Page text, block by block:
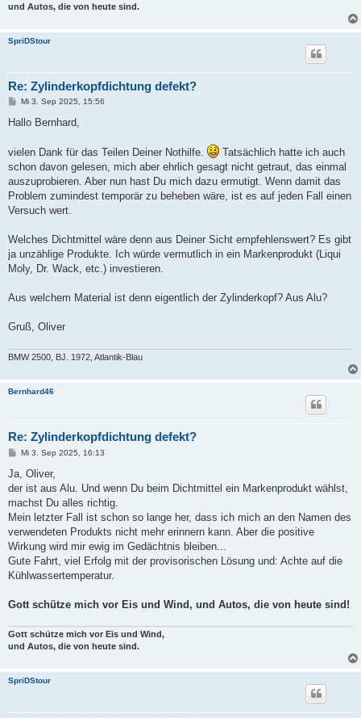
und Autos, die von heute sind.
SpriDStour
Re: Zylinderkopfdichtung defekt?
B
i
a
Mi 3. Sep 2025, 15:56
Hallo Bernhard,
vielen Dank für das Teilen Deiner Nothilfe.
Tatsächlich hatte ich auch
schon davon gelesen, mich aber ehrlich gesagt nicht getraut, das einmal
auszuprobieren. Aber nun hast Du mich dazu ermutigt. Wenn damit das
Problem zumindest temporär zu beheben wäre, ist es auf jeden Fall einen
Versuch wert.
Welches Dichtmittel wäre denn aus Deiner Sicht empfehlenswert? Es gibt
ja unzählige Produkte. Ich würde vermutlich in ein Markenprodukt (Liqui
Moly, Dr. Wack, etc.) investieren.
Aus welchem Material ist denn eigentlich der Zylinderkopf? Aus Alu?
Gruß, Oliver
BMW 2500, BJ. 1972, Atlantik-Blau
Bernhard46
Re: Zylinderkopfdichtung defekt?
B
i
r
a
Mi 3. Sep 2025, 16:13
Ja, Oliver,
der ist aus Alu. Und wenn Du beim Dichtmittel ein Markenprodukt wählst,
machst Du alles richtig.
Mein letzter Fall ist schon so lange her, dass ich mich an den Namen des
verwendeten Produkts nicht mehr erinnern kann. Aber die positive
Wirkung wird mir ewig im Gedächtnis bleiben...
Gute Fahrt, viel Erfolg mit der provisorischen Lösung und: Achte auf die
Kühlwassertemperatur.
Gott schütze mich vor Eis und Wind, und Autos, die von heute sind!
Gott schütze mich vor Eis und Wind,
und Autos, die von heute sind.
SpriDStour